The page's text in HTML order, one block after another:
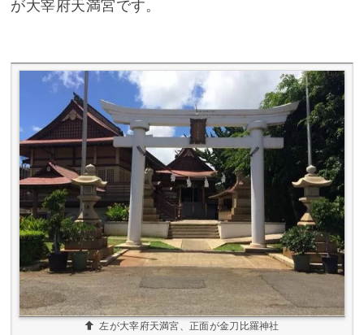
左が大宰府天満宮、正面が金刀比羅神社
これはすごいですね。
こちらが「ハワイ金刀比羅神社」だそうです。